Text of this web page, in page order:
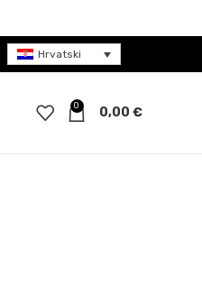
Hrvatski
0 0,00 €